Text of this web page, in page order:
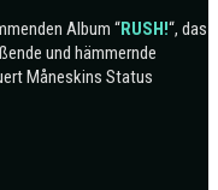
Album “RUSH!“, das
und hämmernde
Måneskins Status